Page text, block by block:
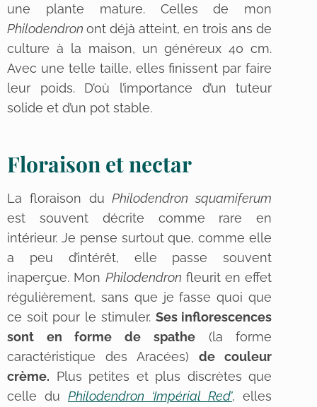
une plante mature. Celles de mon
Philodendronont déjà atteint, en trois ans de
culture à la maison, un généreux 40 cm.
Avec une telle taille, elles finissent par faire
leur poids. D’où l’importance d’un tuteur
solide et d’un pot stable.
Floraison et nectar
La floraison duPhilodendron squamiferum
est souvent décrite comme rare en
intérieur. Je pense surtout que, comme elle
a peu d’intérêt, elle passe souvent
inaperçue. Mon Philodendron fleurit en effet
régulièrement, sans que je fasse quoi que
ce soit pour le stimuler. Ses inflorescences
sont en forme de spathe(la forme
caractéristique des Aracées)de couleur
crème. Plus petites et plus discrètes que
celle duPhilodendron ‘Impérial Red’, elles